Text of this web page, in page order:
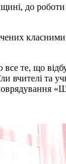
до роботи
те, що
вчителі